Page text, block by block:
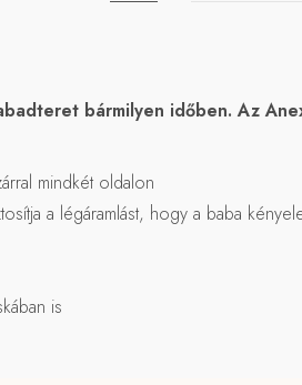
bármilyen időben. Az
mindkét oldalon
a légáramlást, hogy a baba
is